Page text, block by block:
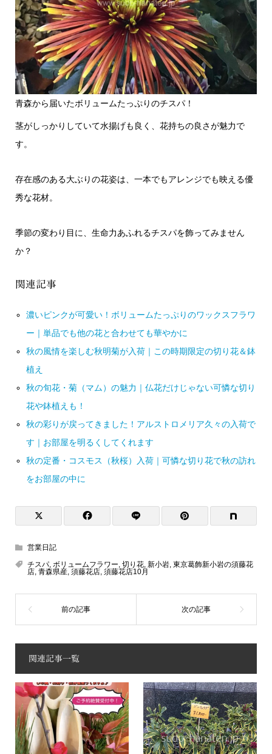
青森から届いたボリュームたっぷりのチスパ！
茎がしっかりしていて水揚げも良く、花持ちの良さが魅力で
す。
存在感のある大ぶりの花姿は、一本でもアレンジでも映える優
秀な花材。
季節の変わり目に、生命力あふれるチスパを飾ってみません
か？
関連記事
濃いピンクが可愛い！ボリュームたっぷりのワックスフラワ
ー｜単品でも他の花と合わせても華やかに
秋の風情を楽しむ秋明菊が入荷｜この時期限定の切り花＆鉢
植え
秋の旬花・菊（マム）の魅力｜仏花だけじゃない可憐な切り
花や鉢植えも！
秋の彩りが戻ってきました！アルストロメリア久々の入荷で
す｜お部屋を明るくしてくれます
秋の定番・コスモス（秋桜）入荷｜可憐な切り花で秋の訪れ
をお部屋の中に
営業日記
チスパ, ボリュームフラワー, 切り花, 新小岩, 東京葛飾新小岩の須藤花
店, 青森県産, 須藤花店, 須藤花店10月
関連記事一覧